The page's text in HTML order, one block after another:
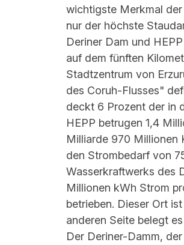
wichtigste Merkmal
nur der höchste
Deriner Dam und
auf dem fünften
Stadtzentrum von
des Coruh-Flusses"
deckt 6 Prozent der in
HEPP betrugen 1,4
Milliarde 970 Millionen
den Strombedarf von
Wasserkraftwerks des
Millionen kWh Strom
betrieben. Dieser Ort
anderen Seite belegt
Der Deriner-Damm,